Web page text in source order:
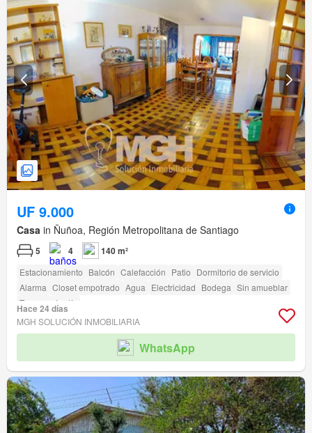
UF 9.000
Casa in Ñuñoa, Región Metropolitana de Santiago
5 4 140 m²
Estacionamiento Balcón Calefacción Patio Dormitorio de servicio
Alarma Closet empotrado Agua Electricidad Bodega Sin amueblar
Terraza
Jardín
Hace 24 días
MGH SOLUCIÓN INMOBILIARIA
WhatsApp